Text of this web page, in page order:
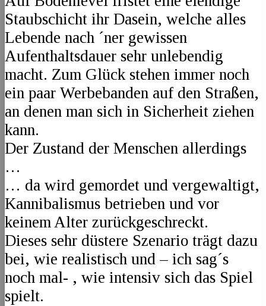
Staubschicht ihr Dasein, welche alles
Lebende nach ´ner gewissen
Aufenthaltsdauer sehr unlebendig
macht. Zum Glück stehen immer noch
ein paar Werbebanden auf den Straßen,
an denen man sich in Sicherheit ziehen
kann.
Der Zustand der Menschen allerdings
…
… da wird gemordet und vergewaltigt,
Kannibalismus betrieben und vor
keinem Alter zurückgeschreckt.
Dieses sehr düstere Szenario trägt dazu
bei, wie realistisch und – ich sag´s
noch mal- , wie intensiv sich das Spiel
spielt.